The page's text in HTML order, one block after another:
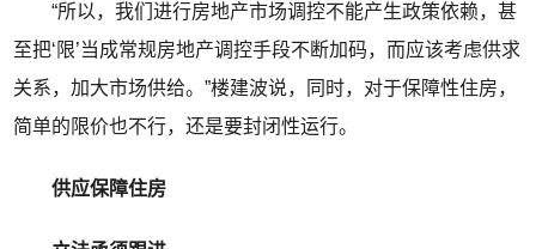
“所以，我们进行房地产市场调控不能产生政策依赖，甚
至把‘限’当成常规房地产调控手段不断加码，而应该考虑供求
关系，加大市场供给。”楼建波说，同时，对于保障性住房，
简单的限价也不行，还是要封闭性运行。
供应保障住房